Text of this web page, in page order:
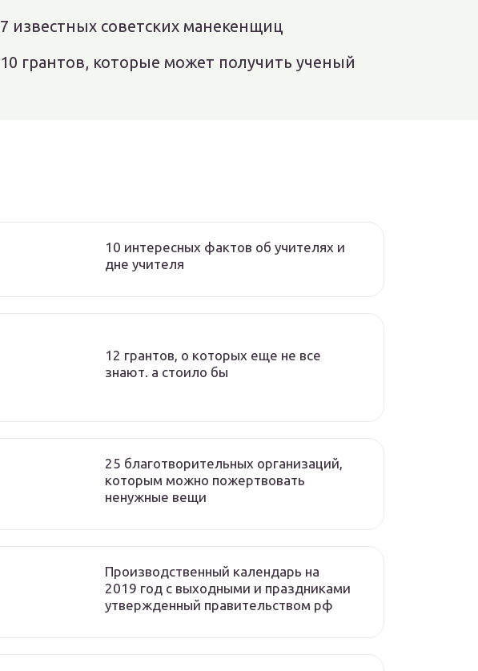
7 известных советских манекенщиц
10 грантов, которые может получить ученый
10 интересных фактов об учителях и
дне учителя
12 грантов, о которых еще не все
знают. а стоило бы
25 благотворительных организаций,
которым можно пожертвовать
ненужные вещи
Производственный календарь на
2019 год с выходными и праздниками
утвержденный правительством рф